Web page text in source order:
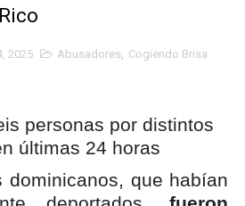
2025 Abusadores, Cogiendo Brisa
dominicanos, que habían